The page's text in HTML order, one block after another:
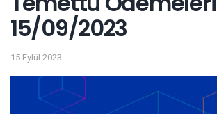
15/09/2023
15 Eylül 2023